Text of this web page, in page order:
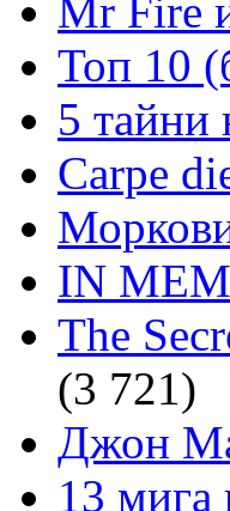
Mr Fire
Топ 10
5 тайни
Carpe
IN
The
(3 721)
Джон
13 мига